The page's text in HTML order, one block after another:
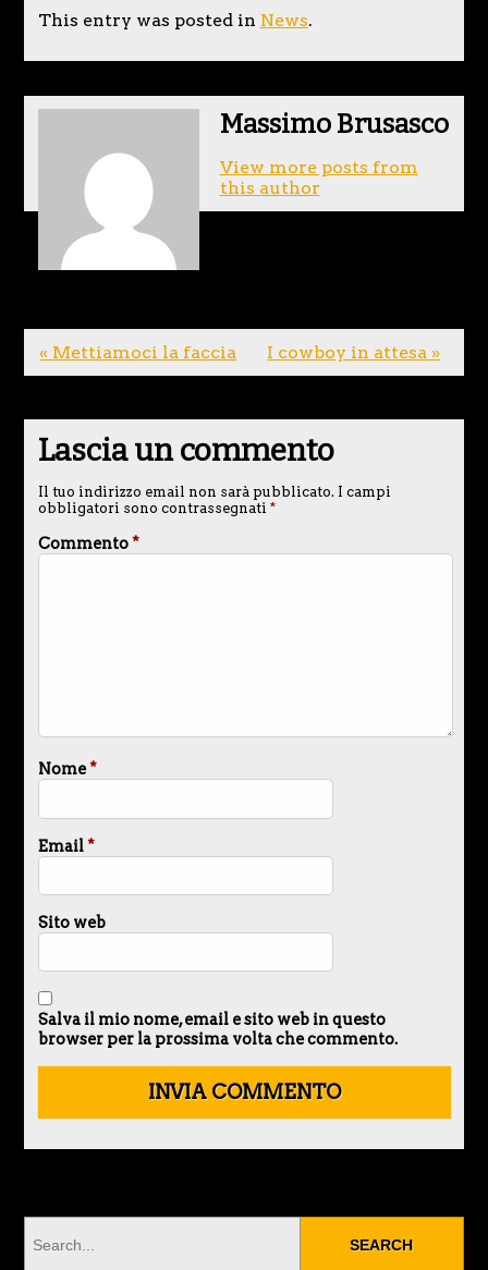
This entry was posted in News.
Massimo Brusasco
View more posts from
this author
« Mettiamoci la faccia I cowboy in attesa »
Lascia un commento
Il tuo indirizzo email non sarà pubblicato. I campi
obbligatori sono contrassegnati *
Commento*
Nome*
Email*
Sito web
Salva il mio nome, email e sito web in questo
browser per la prossima volta che commento.